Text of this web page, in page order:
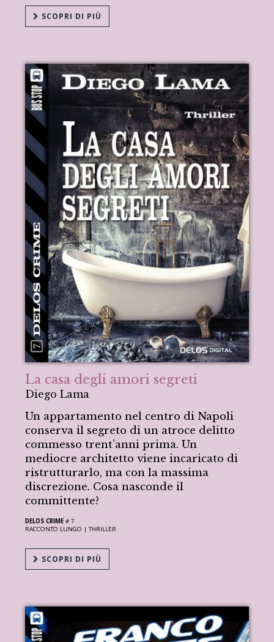
SCOPRI DI PIÙ
La casa degli amori segreti
Diego Lama
Un appartamento nel centro di Napoli
conserva il segreto di un atroce delitto
commesso trent’anni prima. Un
mediocre architetto viene incaricato di
ristrutturarlo, ma con la massima
discrezione. Cosa nasconde il
committente?
DELOS CRIME # 7
RACCONTO LUNGO |THRILLER
SCOPRI DI PIÙ